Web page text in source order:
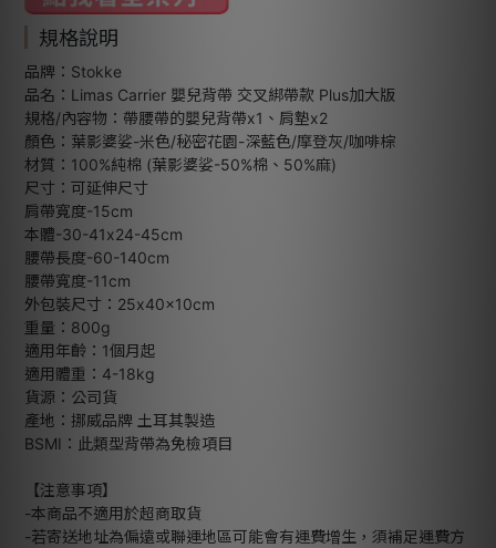
規格說明
品牌：Stokke
品名：Limas Carrier 嬰兒背帶 交叉綁帶款 Plus加大版
規格/內容物：帶腰帶的嬰兒背帶x1、肩墊x2
顏色：葉影婆娑-米色/秘密花園-深藍色/摩登灰/咖啡棕
材質：100%純棉 (葉影婆娑-50%棉、50%麻)
尺寸：可延伸尺寸
肩帶寬度-15cm
本體-30-41x24-45cm
腰帶長度-60-140cm
腰帶寬度-11cm
外包裝尺寸：25x40x10cm
重量：800g
適用年齡：1個月起
適用體重：4-18kg
貨源：公司貨
產地：挪威品牌 土耳其製造
BSMI：此類型背帶為免檢項目
【注意事項】
-本商品不適用於超商取貨
-若寄送地址為偏遠或聯運地區可能會有運費增生，須補足運費方